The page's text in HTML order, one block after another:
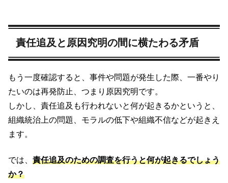
責任追及と原因究明の間に横たわる矛盾
もう一度確認すると、事件や問題が発生した際、一番やり
たいのは再発防止、つまり原因究明です。
しかし、責任追及も行われないと何が起きるかというと、
組織統治上の問題、モラルの低下や組織不信などが起きえ
ます。
では、 責任追及のための調査を行うと何が起きるでしょう
か？